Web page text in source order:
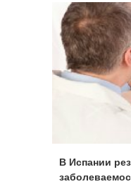
нескольких
заявлении
подозрением
вакцин от
В Испании